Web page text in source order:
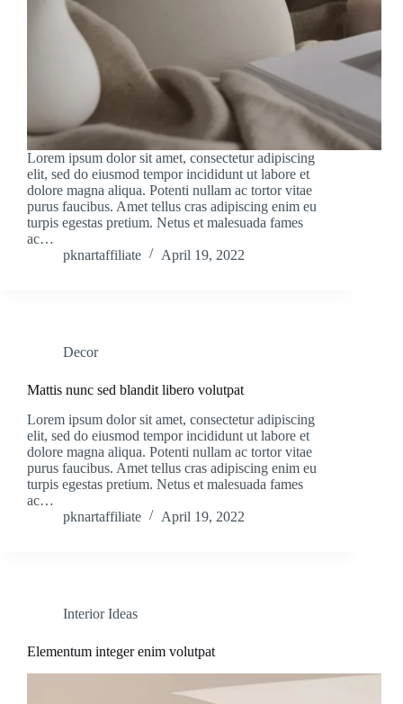
Lorem ipsum dolor sit amet, consectetur adipiscing
elit, sed do eiusmod tempor incididunt ut labore et
dolore magna aliqua. Potenti nullam ac tortor vitae
purus faucibus. Amet tellus cras adipiscing enim eu
turpis egestas pretium. Netus et malesuada fames
ac…
pknartaffiliate
April 19, 2022
Decor
Mattis nunc sed blandit libero volutpat
Lorem ipsum dolor sit amet, consectetur adipiscing
elit, sed do eiusmod tempor incididunt ut labore et
dolore magna aliqua. Potenti nullam ac tortor vitae
purus faucibus. Amet tellus cras adipiscing enim eu
turpis egestas pretium. Netus et malesuada fames
ac…
pknartaffiliate
April 19, 2022
Interior Ideas
Elementum integer enim volutpat